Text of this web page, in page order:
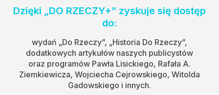
Dzięki „DO RZECZY+” zyskuje się dostęp
do:
wydań „Do Rzeczy”, „Historia Do Rzeczy”,
dodatkowych artykułów naszych publicystów
oraz programów Pawła Lisickiego, Rafała A.
Ziemkiewicza, Wojciecha Cejrowskiego, Witolda
Gadowskiego i innych.